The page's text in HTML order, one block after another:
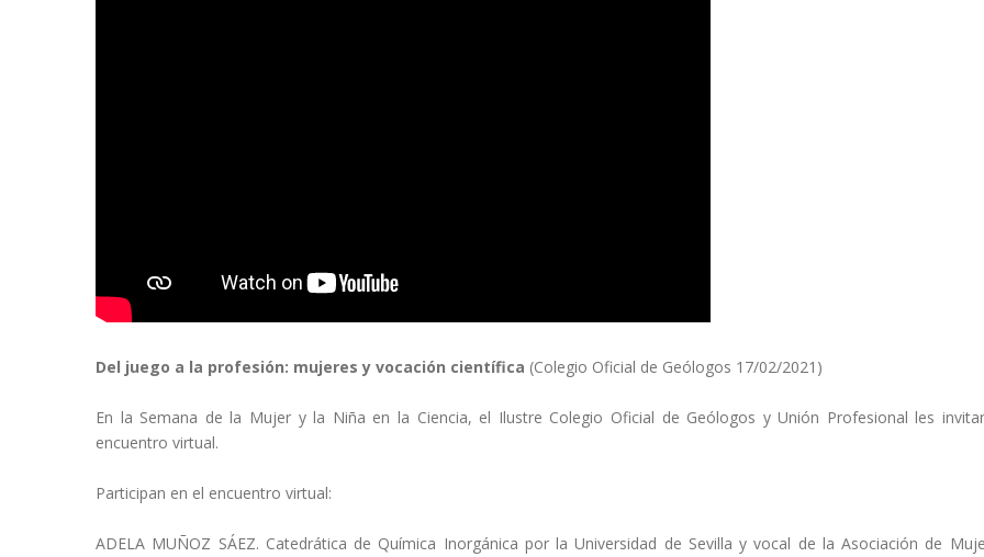
Del juego a la profesión: mujeres y vocación científica (Colegio Oficial de Geólogos 17/02/2021)
En la Semana de la Mujer y la Niña en la Ciencia, el Ilustre Colegio Oficial de Geólogos y Unión Profesional les
encuentro virtual.
Participan en el encuentro virtual:
ADELA MUÑOZ SÁEZ. Catedrática de Química Inorgánica por la Universidad de Sevilla y vocal de la Asociación de